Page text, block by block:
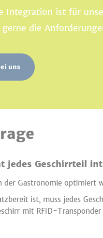
Integration ist für
die
uns
jedes Geschirrteil
der Gastronomie
ist, muss jedes
mit RFID-